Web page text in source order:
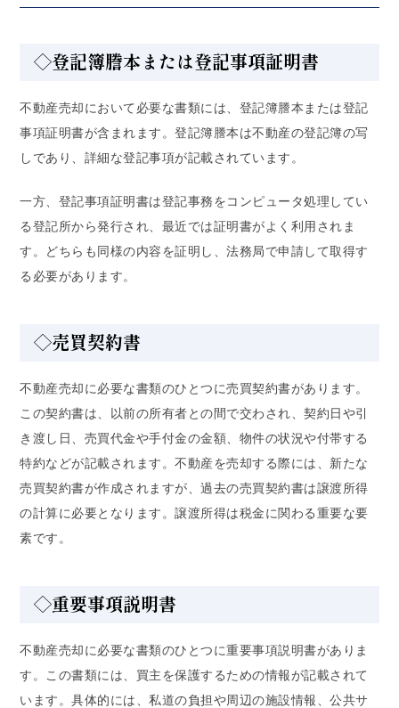
◇登記簿謄本または登記事項証明書
不動産売却において必要な書類には、登記簿謄本または登記
事項証明書が含まれます。登記簿謄本は不動産の登記簿の写
しであり、詳細な登記事項が記載されています。
一方、登記事項証明書は登記事務をコンピュータ処理してい
る登記所から発行され、最近では証明書がよく利用されま
す。どちらも同様の内容を証明し、法務局で申請して取得す
る必要があります。
◇売買契約書
不動産売却に必要な書類のひとつに売買契約書があります。
この契約書は、以前の所有者との間で交わされ、契約日や引
き渡し日、売買代金や手付金の金額、物件の状況や付帯する
特約などが記載されます。不動産を売却する際には、新たな
売買契約書が作成されますが、過去の売買契約書は譲渡所得
の計算に必要となります。譲渡所得は税金に関わる重要な要
素です。
◇重要事項説明書
不動産売却に必要な書類のひとつに重要事項説明書がありま
す。この書類には、買主を保護するための情報が記載されて
います。具体的には、私道の負担や周辺の施設情報、公共サ